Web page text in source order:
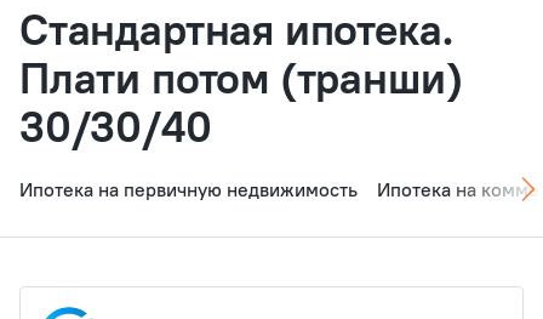
Стандартная ипотека.
Плати потом (транши)
30/30/40
Ипотека на первичную недвижимость Ипотека на